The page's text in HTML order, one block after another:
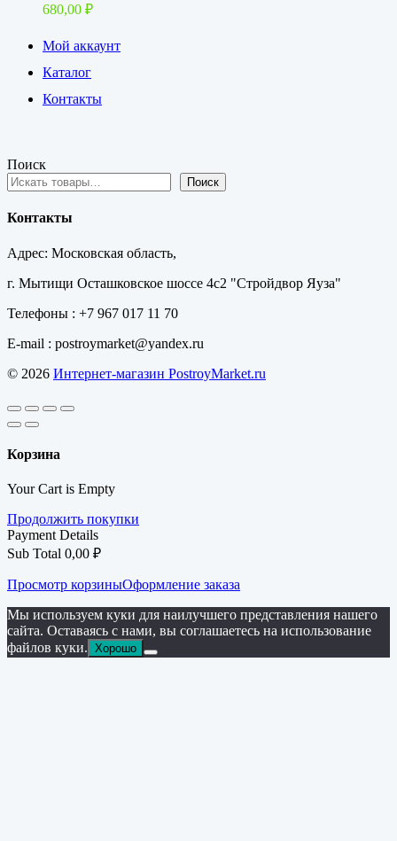
680,00 ₽
Мой аккаунт
Каталог
Контакты
Поиск
Поиск
Контакты
Адрес: Московская область,
г. Мытищи Осташковское шоссе 4с2 "Стройдвор Яуза"
Телефоны : +7 967 017 11 70
E-mail : postroymarket@yandex.ru
© 2026 Интернет-магазин PostroyMarket.ru
Корзина
Your Cart is Empty
Продолжить покупки
Payment Details
Sub Total 0,00 ₽
Просмотр корзиныОформление заказа
Мы используем куки для наилучшего представления нашего
сайта. Оставаясь с нами, вы соглашаетесь на использование
файлов куки. Хорошо